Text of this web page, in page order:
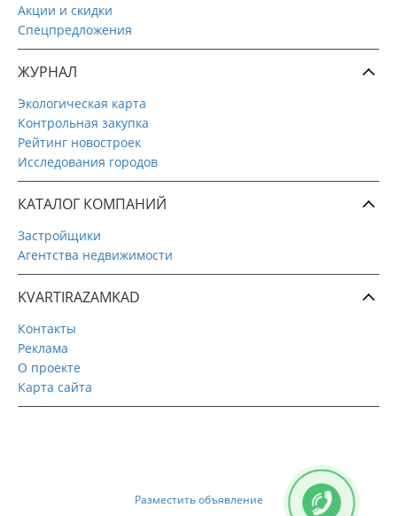
Акции и скидки
Спецпредложения
ЖУРНАЛ
Экологическая карта
Контрольная закупка
Рейтинг новостроек
Исследования городов
КАТАЛОГ КОМПАНИЙ
Застройщики
Агентства недвижимости
KVARTIRAZAMKAD
Контакты
Реклама
О проекте
Карта сайта
Разместить объявление